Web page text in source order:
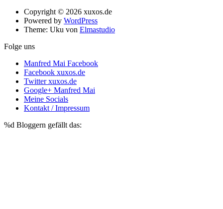
Copyright © 2026 xuxos.de
Powered by WordPress
Theme: Uku von Elmastudio
Folge uns
Manfred Mai Facebook
Facebook xuxos.de
Twitter xuxos.de
Google+ Manfred Mai
Meine Socials
Kontakt / Impressum
%d Bloggern gefällt das: